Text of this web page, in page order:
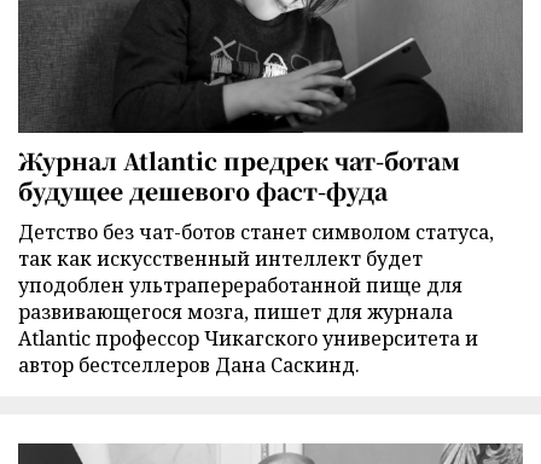
Журнал Atlantic предрек чат-ботам
будущее дешевого фаст-фуда
Детство без чат-ботов станет символом статуса,
так как искусственный интеллект будет
уподоблен ультрапереработанной пище для
развивающегося мозга, пишет для журнала
Atlantic профессор Чикагского университета и
автор бестселлеров Дана Саскинд.